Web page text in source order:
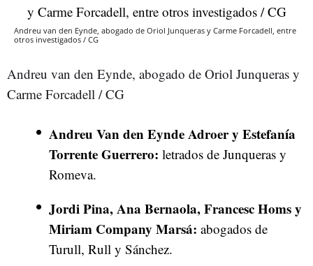
Andreu van den Eynde, abogado de Oriol Junqueras y Carme Forcadell, entre
otros investigados / CG
Andreu van den Eynde, abogado de Oriol Junqueras y
Carme Forcadell / CG
Andreu Van den Eynde Adroer y Estefanía
Torrente Guerrero: letrados de Junqueras y
Romeva.
Jordi Pina, Ana Bernaola, Francesc Homs y
Miriam Company Marsá: abogados de
Turull, Rull y Sánchez.